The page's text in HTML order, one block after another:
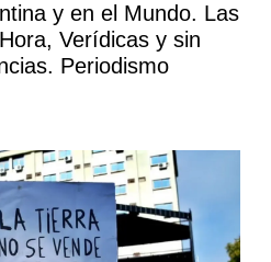
y en el Mundo. Las
Verídicas y sin
Periodismo